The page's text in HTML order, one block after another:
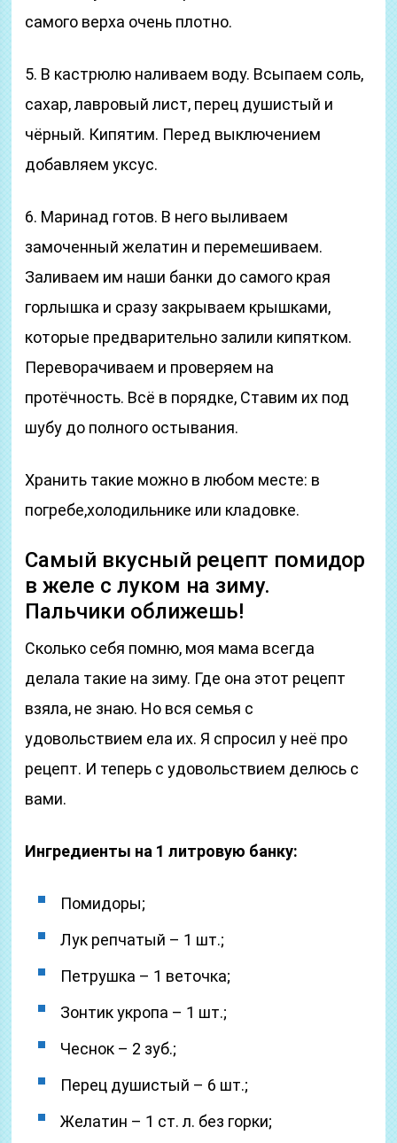
самого верха очень плотно.
5. В кастрюлю наливаем воду. Всыпаем соль,
сахар, лавровый лист, перец душистый и
чёрный. Кипятим. Перед выключением
добавляем уксус.
6. Маринад готов. В него выливаем
замоченный желатин и перемешиваем.
Заливаем им наши банки до самого края
горлышка и сразу закрываем крышками,
которые предварительно залили кипятком.
Переворачиваем и проверяем на
протёчность. Всё в порядке, Ставим их под
шубу до полного остывания.
Хранить такие можно в любом месте: в
погребе,холодильнике или кладовке.
Самый вкусный рецепт помидор
в желе с луком на зиму.
Пальчики оближешь!
Сколько себя помню, моя мама всегда
делала такие на зиму. Где она этот рецепт
взяла, не знаю. Но вся семья с
удовольствием ела их. Я спросил у неё про
рецепт. И теперь с удовольствием делюсь с
вами.
Ингредиенты на 1 литровую банку:
Помидоры;
Лук репчатый – 1 шт.;
Петрушка – 1 веточка;
Зонтик укропа – 1 шт.;
Чеснок – 2 зуб.;
Перец душистый – 6 шт.;
Желатин – 1 ст. л. без горки;